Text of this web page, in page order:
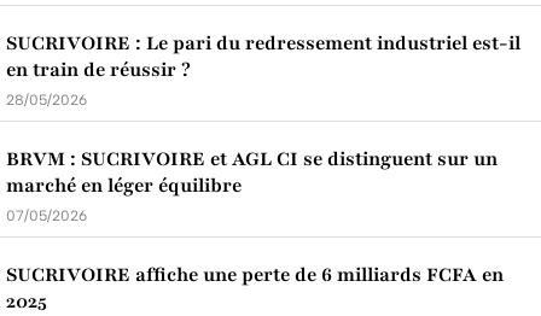
SUCRIVOIRE : Le pari du redressement industriel est-il
en train de réussir ?
28/05/2026
BRVM : SUCRIVOIRE et AGL CI se distinguent sur un
marché en léger équilibre
07/05/2026
SUCRIVOIRE affiche une perte de 6 milliards FCFA en
2025